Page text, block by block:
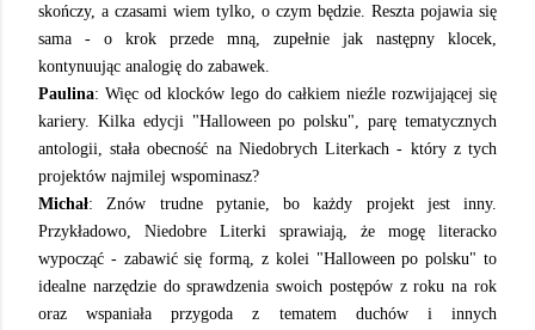
skończy, a czasami wiem tylko, o czym będzie. Reszta pojawia się
sama - o krok przede mną, zupełnie jak następny klocek,
kontynuując analogię do zabawek.
Paulina: Więc od klocków lego do całkiem nieźle rozwijającej się
kariery. Kilka edycji "Halloween po polsku", parę tematycznych
antologii, stała obecność na Niedobrych Literkach - który z tych
projektów najmilej wspominasz?
Michał: Znów trudne pytanie, bo każdy projekt jest inny.
Przykładowo, Niedobre Literki sprawiają, że mogę literacko
wypocząć - zabawić się formą, z kolei "Halloween po polsku" to
idealne narzędzie do sprawdzenia swoich postępów z roku na rok
oraz wspaniała przygoda z tematem duchów i innych